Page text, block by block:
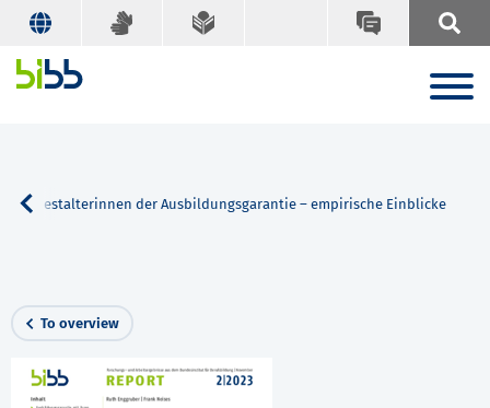
Gestalterinnen der Ausbildungsgarantie – empirische Einblicke
To overview